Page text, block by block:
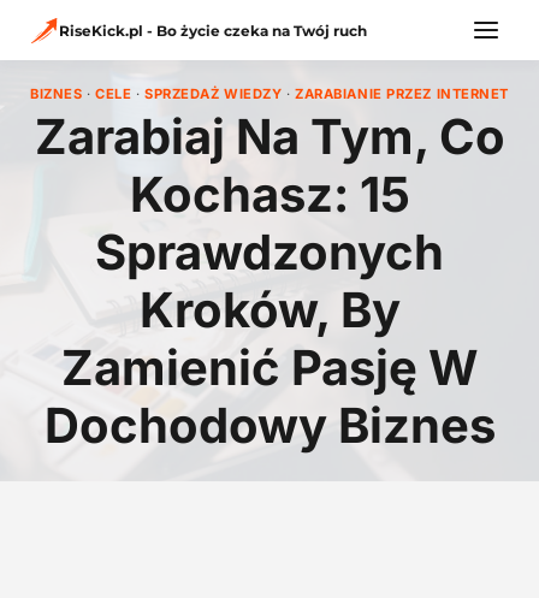
RiseKick.pl - Bo życie czeka na Twój ruch
BIZNES ·CELE · SPRZEDAŻ WIEDZY ·ZARABIANIE PRZEZ INTERNET
Zarabiaj Na Tym, Co
Kochasz: 15
Sprawdzonych
Kroków, By
Zamienić Pasję W
Dochodowy Biznes